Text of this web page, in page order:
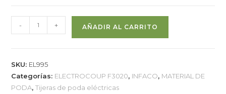
- + AÑADIR AL CARRITO
SKU: EL995
Categorías: ELECTROCOUP F3020, INFACO, MATERIAL DE
PODA,Tijeras de poda eléctricas